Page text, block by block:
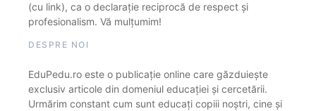
(cu link), ca o declarație reciprocă de respect și
profesionalism. Vă mulțumim!
DESPRE NOI
EduPedu.ro este o publicație online care găzduiește
exclusiv articole din domeniul educației și cercetării.
Urmărim constant cum sunt educați copiii noștri, cine și